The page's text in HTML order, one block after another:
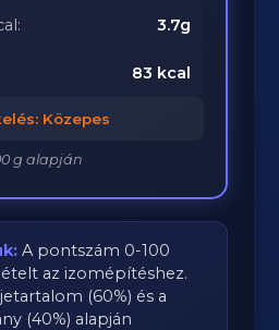
3.7g
83 kcal
Közepes
g alapján
A pontszám 0-100
az izomépítéshez.
(60%) és a
(40%) alapján